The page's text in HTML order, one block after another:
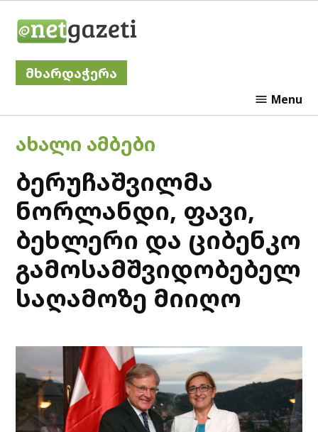
მხარდაჭერა
Menu
POSTED
IN
ᲐᲮᲐᲚᲘ ᲐᲛᲑᲔᲑᲘ
ბერუჩაშვილმა
ნორლანდი, ფავი,
ბეხლერი და ციბენკო
გამოსამშვიდობებელ
საღამოზე მიიღო